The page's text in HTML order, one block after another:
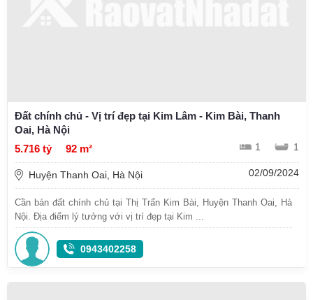
Đất chính chủ - Vị trí đẹp tại Kim Lâm - Kim Bài, Thanh
Oai, Hà Nội
5.716 tỷ
92 m² 1 1
Huyện Thanh Oai, Hà Nội 02/09/2024
Cần bán đất chính chủ tại Thị Trấn Kim Bài, Huyện Thanh Oai, Hà
Nội. Địa điểm lý tưởng với vị trí đẹp tại Kim ...
0943402258